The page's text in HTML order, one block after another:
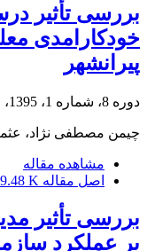
بررسی تأثیر
خودکارامدی
پیرانشهر
دوره 8، شماره 1، 1395، صفحه
چیمن مصطفی نژاد،
مشاهده مقاله
اصل مقاله K
بررسی تأثیر
بر عملکرد